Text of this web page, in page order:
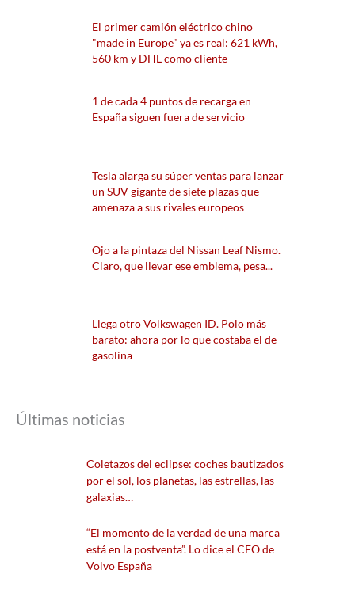
El primer camión eléctrico chino
"made in Europe" ya es real: 621 kWh,
560 km y DHL como cliente
1 de cada 4 puntos de recarga en
España siguen fuera de servicio
Tesla alarga su súper ventas para lanzar
un SUV gigante de siete plazas que
amenaza a sus rivales europeos
Ojo a la pintaza del Nissan Leaf Nismo.
Claro, que llevar ese emblema, pesa...
Llega otro Volkswagen ID. Polo más
barato: ahora por lo que costaba el de
gasolina
Últimas noticias
Coletazos del eclipse: coches bautizados
por el sol, los planetas, las estrellas, las
galaxias…
“El momento de la verdad de una marca
está en la postventa”. Lo dice el CEO de
Volvo España